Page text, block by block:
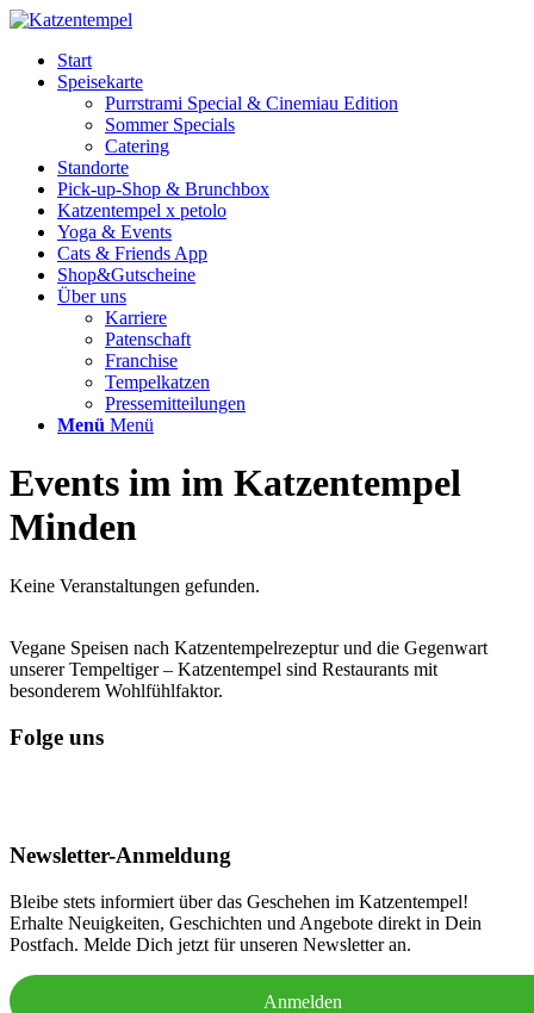
Start
Speisekarte
Purrstrami Special & Cinemiau Edition
Sommer Specials
Catering
Standorte
Pick-up-Shop & Brunchbox
Katzentempel x petolo
Yoga & Events
Cats & Friends App
Shop&Gutscheine
Über uns
Karriere
Patenschaft
Franchise
Tempelkatzen
Pressemitteilungen
Menü Menü
Events im im Katzentempel
Minden
Keine Veranstaltungen gefunden.
Vegane Speisen nach Katzentempelrezeptur und die Gegenwart
unserer Tempeltiger – Katzentempel sind Restaurants mit
besonderem Wohlfühlfaktor.
Folge uns
Newsletter-Anmeldung
Bleibe stets informiert über das Geschehen im Katzentempel!
Erhalte Neuigkeiten, Geschichten und Angebote direkt in Dein
Postfach. Melde Dich jetzt für unseren Newsletter an.
Anmelden